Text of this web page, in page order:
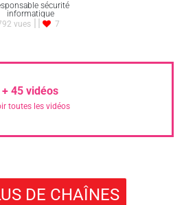
sécurité
informatique
vues
7
+ 45 vidéos
toutes les vidéos
DE CHAÎNES